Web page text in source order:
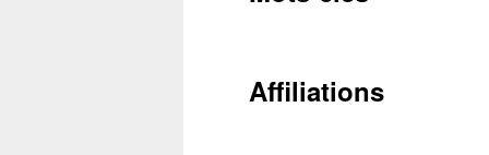
Affiliations